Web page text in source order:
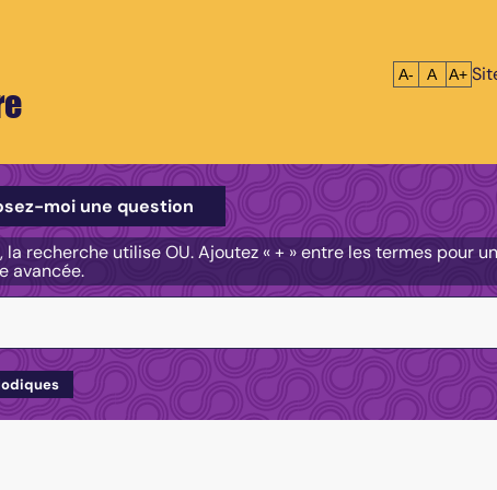
Réduire le
A- A A+
moi une question
recherche utilise OU. Ajoutez « + » entre les termes pour
avancée.